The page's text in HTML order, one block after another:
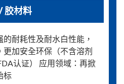
胶材料
耐耗性及耐水白性能，
加安全环保（不含溶剂
认证） 应用领域：再掀
标